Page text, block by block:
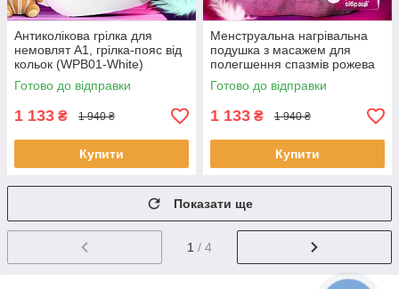
Антиколікова грілка для
немовлят A1, грілка-пояс від
кольок (WPB01-White)
Готово до відправки
1 133 ₴ 1 940 ₴
Купити
Менструальна нагрівальна
подушка з масажем для
полегшення спазмів рожева
Brillix (WPB01-Pink)
Готово до відправки
1 133 ₴ 1 940 ₴
Купити
Показати ще
1 / 4